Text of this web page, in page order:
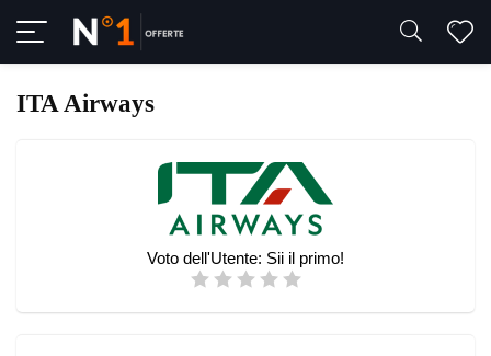
ITA Airways
Voto dell'Utente: Sii il primo!